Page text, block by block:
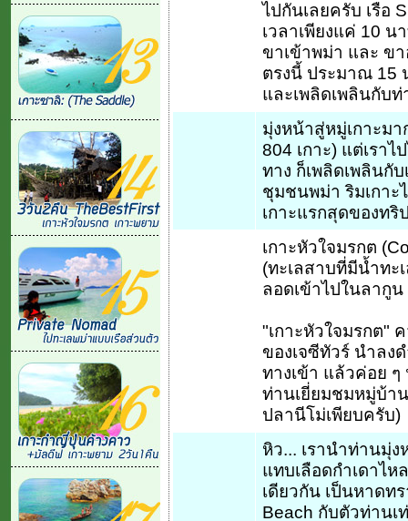
ไปกันเลยครับ เรือ
เวลาเพียงแค่ 10 น
ขาเข้าพม่า และ ขา
ตรงนี้ ประมาณ 15
และเพลิดเพลินกับท่
มุ่งหน้าสู่หมู่เกาะม
804 เกาะ) แต่เรา
ทาง ก็เพลิดเพลินกั
ชุมชนพม่า ริมเกาะ
เกาะแรกสุดของทริ
เกาะหัวใจมรกต
(ทะเลสาบที่มีน้ำทะ
ลอดเข้าไปในลากู
"เกาะหัวใจมรกต"
ของเจซีทัวร์ นำลง
ทางเข้า แล้วค่อย
ท่านเยี่ยมชมหมู่บ้า
ปลานีโม่เพียบครับ)
หิว... เรานำท่านมุ่
แทบเลือดกำเดาไห
เดียวกัน เป็นหาดท
Beach กับตัวท่านเ